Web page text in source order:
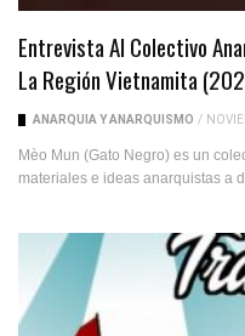
Entrevista Al Colectivo
La Región Vietnamita
ANARQUÍA Y ANARQUISMO /
Mèo Mun (Gato Negro) es un
materiales e ideas anarquistas a